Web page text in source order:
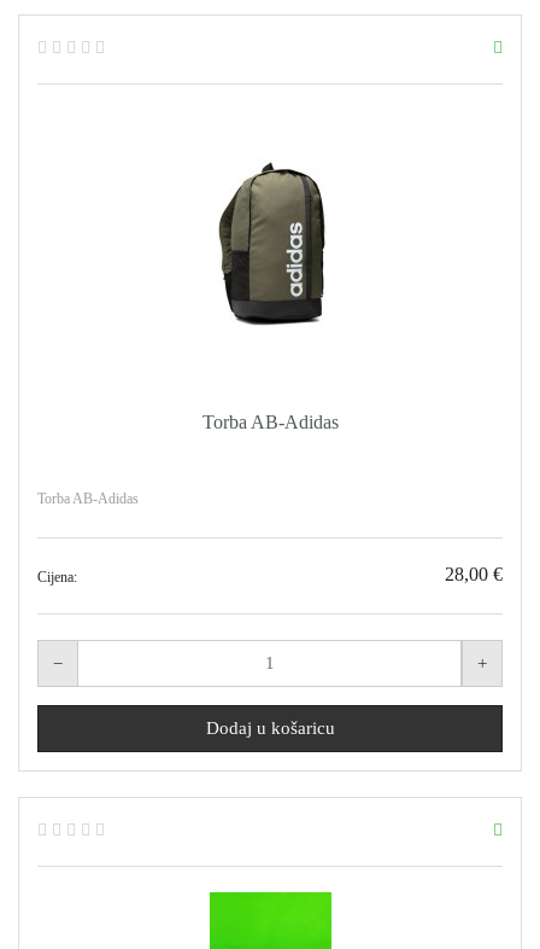
Torba AB-Adidas
Torba AB-Adidas
Cijena: 28,00 €